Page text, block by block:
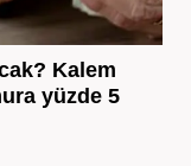
Kalem
yüzde 5